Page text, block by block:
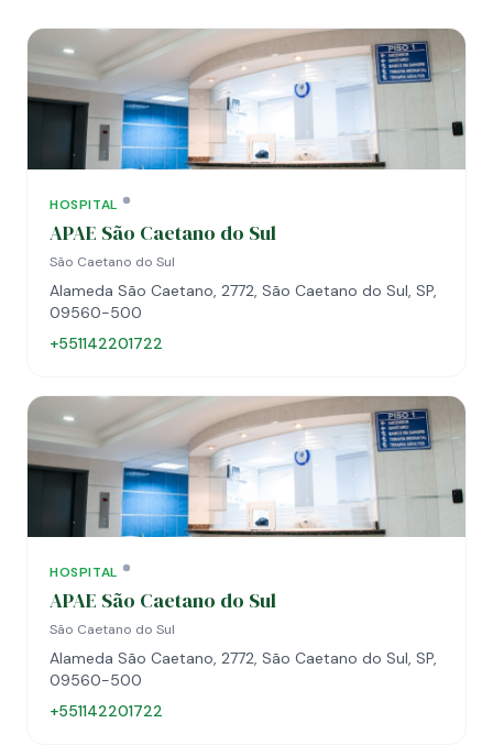
HOSPITAL
APAE São Caetano do Sul
São Caetano do Sul
Alameda São Caetano, 2772, São Caetano do Sul, SP,
09560-500
+551142201722
HOSPITAL
APAE São Caetano do Sul
São Caetano do Sul
Alameda São Caetano, 2772, São Caetano do Sul, SP,
09560-500
+551142201722